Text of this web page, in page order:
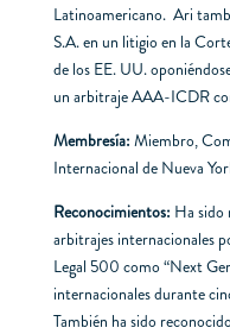
Latinoamericano. Ari
S.A. en un litigio en la
de los EE. UU.
un arbitraje AAA-ICDR
Membresía: Miembro,
Internacional de Nueva
Reconocimientos: Ha sido
arbitrajes internacionales
Legal 500 como “Next
internacionales durante
También ha sido